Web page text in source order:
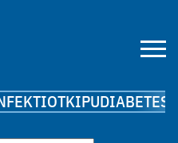
KIPUDIABETES